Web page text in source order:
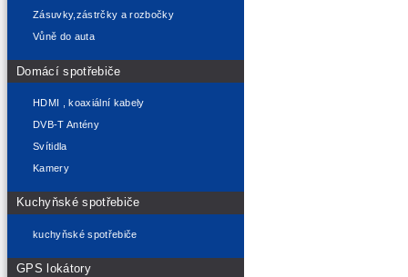
Zásuvky,zástrčky a rozbočky
Vůně do auta
Domácí spotřebiče
HDMI , koaxiální kabely
DVB-T Antény
Svítidla
Kamery
Kuchyňské spotřebiče
kuchyňské spotřebiče
GPS lokátory